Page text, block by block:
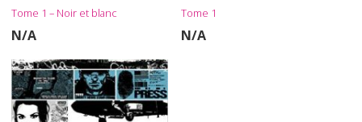
Tome 1 – Noir et blanc
N/A
Tome 1
N/A